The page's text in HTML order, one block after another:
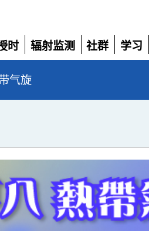
时
辐射监测
展
开
社群
展
学习
展
气旋